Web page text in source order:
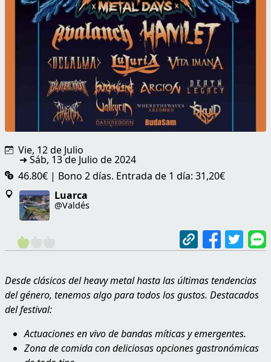
Vie, 12 de Julio
➜ Sáb, 13 de Julio de 2024
46.80€ | Bono 2 días. Entrada de 1 día: 31,20€
Luarca
@Valdés
Desde clásicos del heavy metal hasta las últimas tendencias
del género, tenemos algo para todos los gustos. Destacados
del festival:
Actuaciones en vivo de bandas míticas y emergentes.
Zona de comida con deliciosas opciones gastronómicas